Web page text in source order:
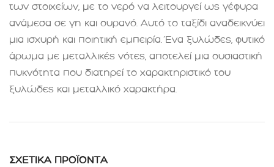
των στοιχείων, με το νερό να λειτουργεί ως γέφυρα
ανάμεσα σε γη και ουρανό. Αυτό το ταξίδι αναδεικνύει
μια ισχυρή και ποιητική εμπειρία. Ένα ξυλώδες, φυτικό
άρωμα με μεταλλικές νότες, αποτελεί μια ουσιαστική
πυκνότητα που διατηρεί το χαρακτηριστικό του
ξυλώδες και μεταλλικό χαρακτήρα.
ΣΧΕΤΙΚΆ ΠΡΟΪΌΝΤΑ